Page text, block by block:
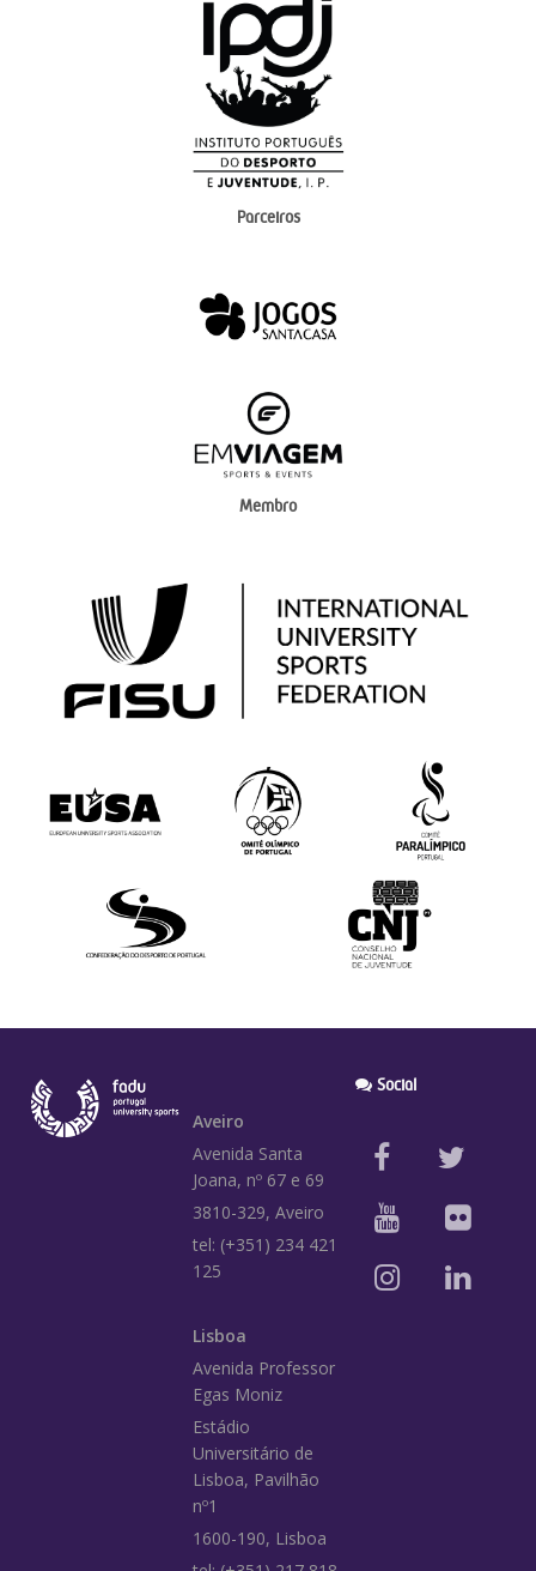
Parceiros
Membro
Aveiro
Avenida Santa
Joana, nº 67 e 69
3810-329, Aveiro
tel: (+351) 234 421
125
Lisboa
Avenida Professor
Egas Moniz
Estádio
Universitário de
Lisboa, Pavilhão
nº1
1600-190, Lisboa
Social